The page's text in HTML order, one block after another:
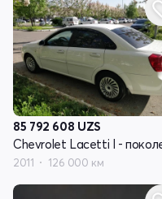
85 792 608 UZS
2011 126 000 км